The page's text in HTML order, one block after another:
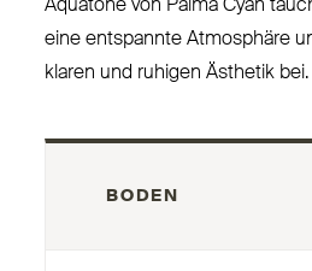
Aquatöne von Palma Cyan
eine ent­spannte Atmosphäre
klaren und ruhigen Ästhetik bei.
BODEN